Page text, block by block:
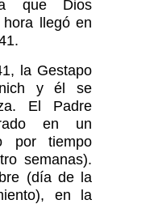
que Dios
llegó en
la Gestapo
y él se
El Padre
en un
por tiempo
semanas).
(día de la
en la